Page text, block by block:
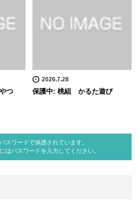
つ
2026.7.28
保護中: 桃組 かるた遊び
スワードで保護されています。
はパスワードを入力してください。